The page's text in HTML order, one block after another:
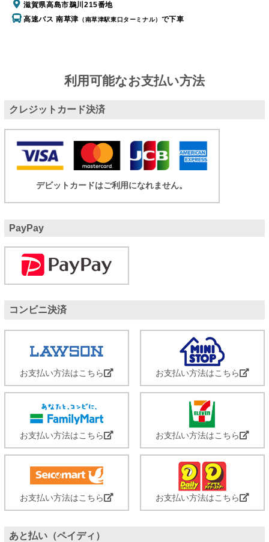
滋賀県高島市鵜川215番地
高速バス 南草津 （南草津駅東口ターミナル） で下車
利用可能なお支払い方法
クレジットカード決済
デビットカードはご利用になれません。
PayPay
コンビニ決済
お支払い方法はこちら お支払い方法はこちら
お支払い方法はこちら お支払い方法はこちら
お支払い方法はこちら お支払い方法はこちら
あと払い（ペイディ）